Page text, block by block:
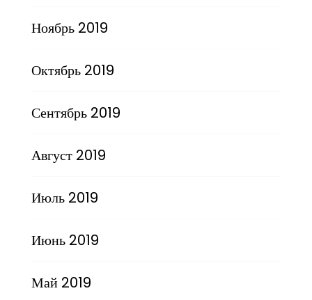
Ноябрь 2019
Октябрь 2019
Сентябрь 2019
Август 2019
Июль 2019
Июнь 2019
Май 2019